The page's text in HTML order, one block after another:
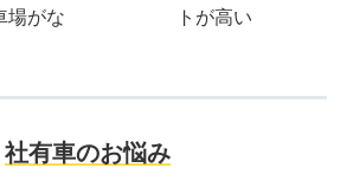
場がな
トが高い
社有車のお悩み